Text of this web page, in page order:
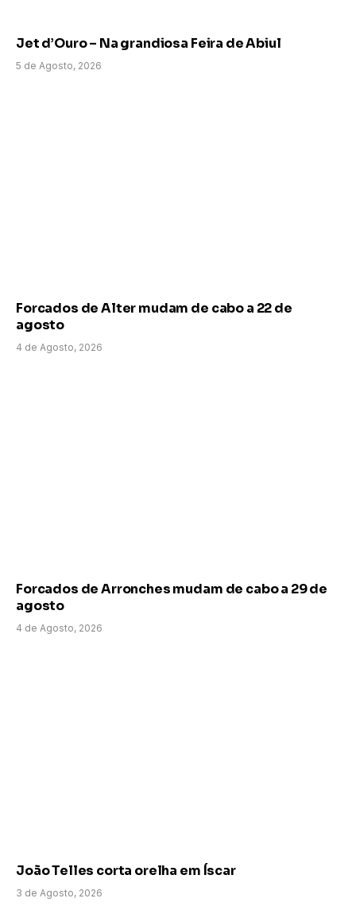
Jet d’Ouro – Na grandiosa Feira de Abiul
5 de Agosto, 2026
Forcados de Alter mudam de cabo a 22 de
agosto
4 de Agosto, 2026
Forcados de Arronches mudam de cabo a 29 de
agosto
4 de Agosto, 2026
João Telles corta orelha em Íscar
3 de Agosto, 2026